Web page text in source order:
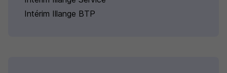
Intérim Illange BTP